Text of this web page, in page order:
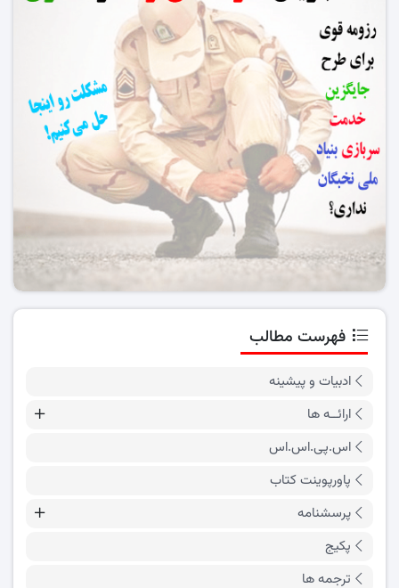
فهرست مطالب
ادبیات و پیشینه
ارائــه ها
اس.پی.اس.اس
پاورپوینت کتاب
پرسشنامه
پکیج
ترجمه ها